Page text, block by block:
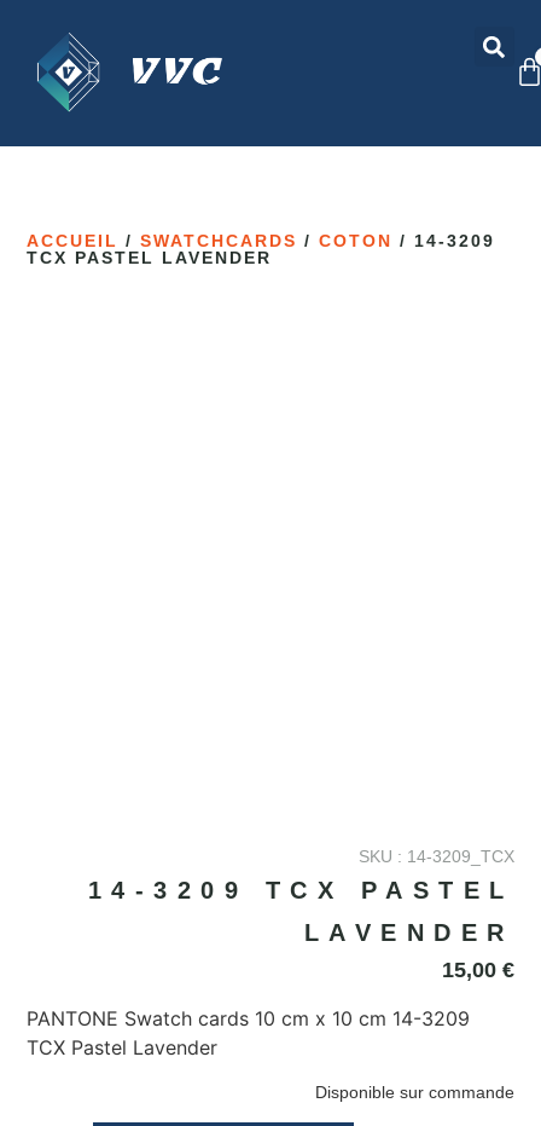
ACCUEIL /SWATCHCARDS /COTON / 14-3209
TCX PASTEL LAVENDER
SKU : 14-3209_TCX
14-3209 TCX PASTEL
LAVENDER
15,00 €
PANTONE Swatch cards 10 cm x 10 cm 14-3209
TCX Pastel Lavender
Disponible sur commande